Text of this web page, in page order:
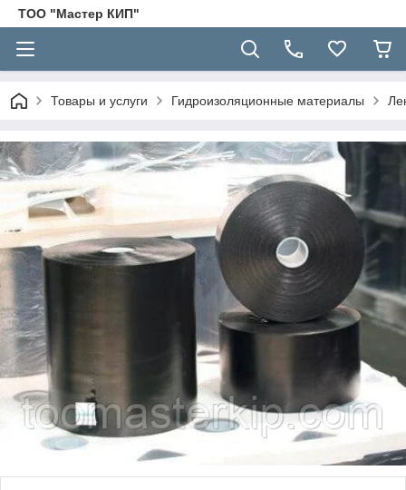
ТОО "Мастер КИП"
Товары и услуги Гидроизоляционные материалы